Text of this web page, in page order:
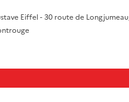
Eiffel - 30 route de